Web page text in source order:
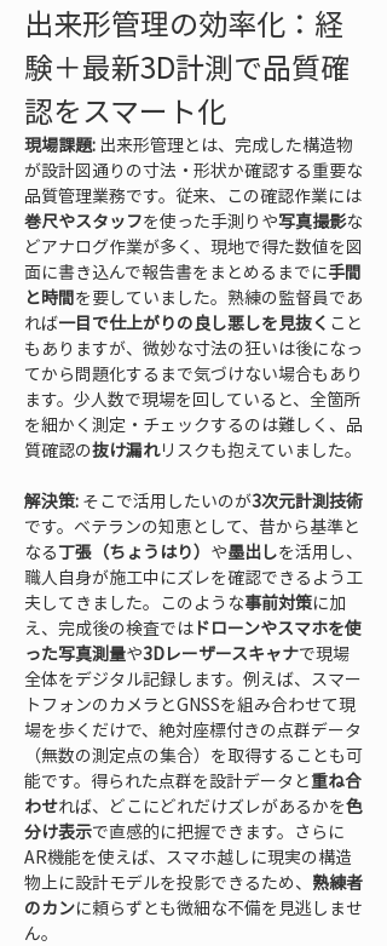
出来形管理の効率化：経
験＋最新3D計測で品質確
認をスマート化
現場課題: 出来形管理とは、完成した構造物
が設計図通りの寸法・形状か確認する重要な
品質管理業務です。従来、この確認作業には
巻尺やスタッフを使った手測りや写真撮影な
どアナログ作業が多く、現地で得た数値を図
面に書き込んで報告書をまとめるまでに手間
と時間を要していました。熟練の監督員であ
れば一目で仕上がりの良し悪しを見抜く こと
もありますが、微妙な寸法の狂いは後になっ
てから問題化するまで気づけない場合もあり
ます。少人数で現場を回していると、全箇所
を細かく測定・チェックするのは難しく、品
質確認の抜け漏れリスクも抱えていました。
解決策: そこで活用したいのが3次元計測技術
です。ベテランの知恵として、昔から基準と
なる丁張（ちょうはり） や墨出しを活用し、
職人自身が施工中にズレを確認できるよう工
夫してきました。このような事前対策に加
え、完成後の検査では ドローンやスマホを使
った写真測量や3Dレーザースキャナで現場
全体をデジタル記録します。例えば、スマー
トフォンのカメラとGNSSを組み合わせて現
場を歩くだけで、絶対座標付きの点群データ
（無数の測定点の集合）を取得することも可
能です。得られた点群を設計データと重ね合
わせれば、どこにどれだけズレがあるかを色
分け表示で直感的に把握できます。さらに
AR機能を使えば、スマホ越しに現実の構造
物上に設計モデルを投影できるため、 熟練者
のカンに頼らずとも微細な不備を見逃しませ
ん。